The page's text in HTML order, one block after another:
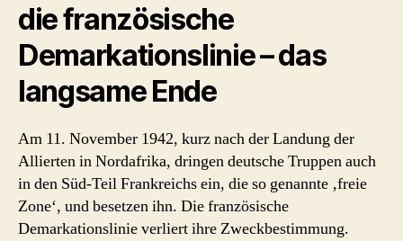
die französische
Demarkationslinie – das
langsame Ende
Am 11. November 1942, kurz nach der Landung der
Allierten in Nordafrika, dringen deutsche Truppen auch
in den Süd-Teil Frankreichs ein, die so genannte ‚freie
Zone‘, und besetzen ihn. Die französische
Demarkationslinie verliert ihre Zweckbestimmung.